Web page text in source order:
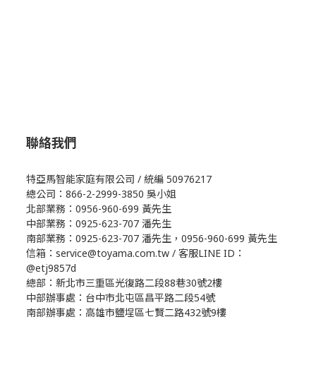
聯絡我們
特亞馬智能家庭有限公司 / 統編 50976217
總公司：866-2-2999-3850 吳小姐
北部業務：0956-960-699 黃先生
中部業務：0925-623-707 潘先生
南部業務：0925-623-707 潘先生，0956-960-699 黃先生
信箱：service@toyama.com.tw / 客服LINE ID：
@etj9857d
總部：新北市三重區光復路二段88巷30號2樓
中部辦事處：台中市北屯區昌平路二段54號
南部辦事處：高雄市鹽埕區七賢二路432號9樓